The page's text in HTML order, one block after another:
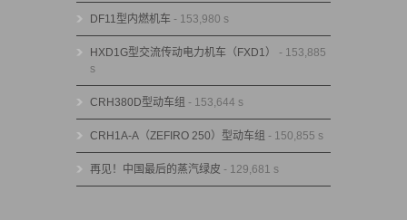
DF11型内燃机车 - 153,980 s
HXD1G型交流传动电力机车（FXD1）
- 153,885
s
CRH380D型动车组 - 153,644 s
CRH1A-A（ZEFIRO 250）型动车组 - 150,855 s
再见！中国最后的蒸汽绿皮 - 129,681 s